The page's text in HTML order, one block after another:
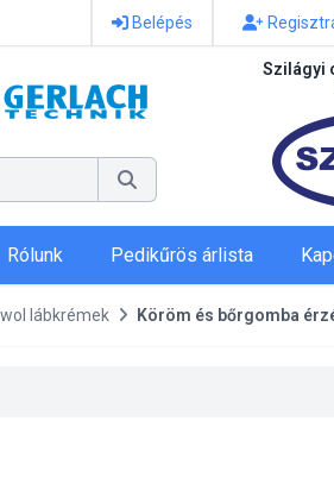
Belépés
Szilágyi
Rólunk Pedikűrös árlista
lábkrémek Köröm és bőrgomba